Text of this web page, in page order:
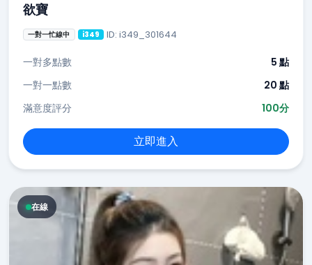
欲寶
一對一忙線中 i349 ID: i349_301644
一對多點數
5 點
一對一點數
20 點
滿意度評分
100分
立即進入
在線